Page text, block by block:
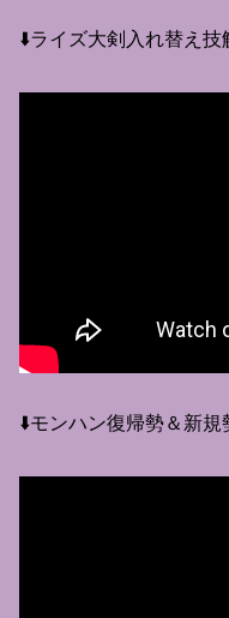
⬇️ライズ大剣入れ替え
⬇️モンハン復帰勢＆新